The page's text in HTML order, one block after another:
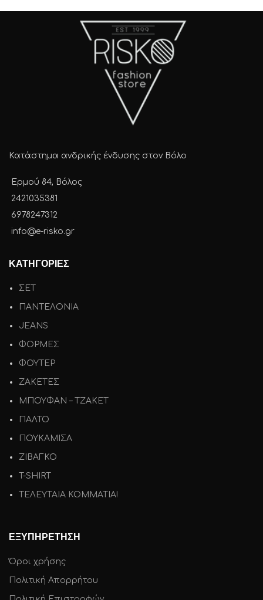
Κατάστημα ανδρικής ένδυσης στον Βόλο
Ερμού 84, Βόλος
2421035381
6978247312
info@e-risko.gr
ΚΑΤΗΓΟΡΙΕΣ
ΣΕΤ
ΠΑΝΤΕΛΟΝΙΑ
JEANS
ΦΟΡΜΕΣ
ΦΟΥΤΕΡ
ΖΑΚΕΤΕΣ
ΜΠΟΥΦΑΝ – ΤΖΑΚΕΤ
ΠΑΛΤΟ
ΠΟΥΚΑΜΙΣΑ
ΖΙΒΑΓΚΟ
T-SHIRT
ΤΕΛΕΥΤΑΙΑ ΚΟΜΜΑΤΙΑ!
ΕΞΥΠΗΡΕΤΗΣΗ
Όροι χρήσης
Πολιτική Απορρήτου